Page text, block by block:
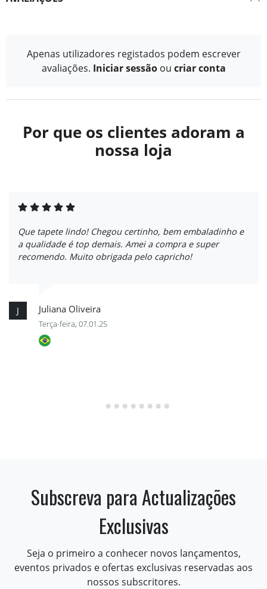
Apenas utilizadores registados podem escrever
avaliações. Iniciar sessão ou criar conta
Por que os clientes adoram a
nossa loja
Que tapete lindo! Chegou certinho, bem embaladinho e
a qualidade é top demais. Amei a compra e super
recomendo. Muito obrigada pelo capricho!
J Juliana Oliveira
Terça-feira, 07.01.25
Subscreva para Actualizações
Exclusivas
Seja o primeiro a conhecer novos lançamentos,
eventos privados e ofertas exclusivas reservadas aos
nossos subscritores.